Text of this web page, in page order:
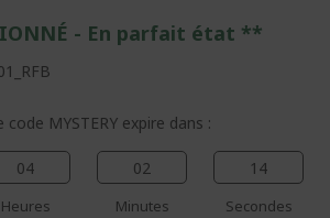
- En parfait état **
MYSTERY expire dans :
04
Heures
02
Minutes
13
Secondes